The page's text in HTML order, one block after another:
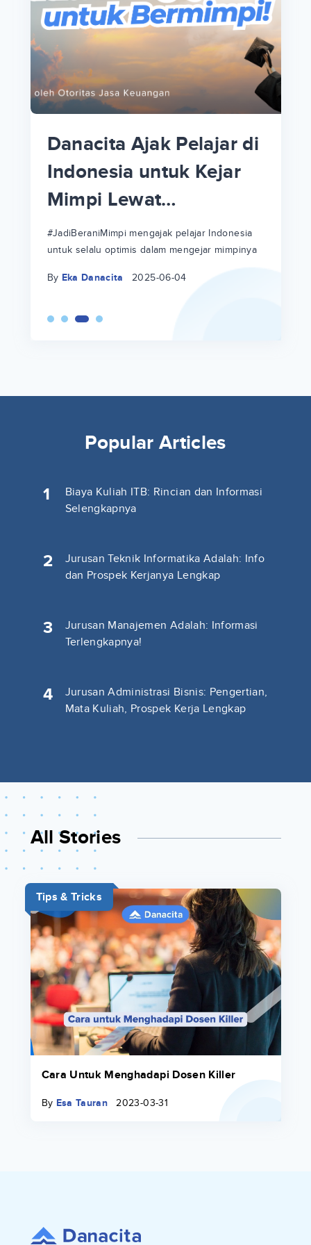
Danacita Ajak Pelajar di
Indonesia untuk Kejar
Mimpi Lewat
#JadiBeraniMimpi
#JadiBeraniMimpi mengajak pelajar Indonesia
untuk selalu optimis dalam mengejar mimpinya
By Eka Danacita 2025-06-04
Popular Articles
1
Biaya Kuliah ITB: Rincian dan Informasi
Selengkapnya
2
Jurusan Teknik Informatika Adalah: Info
dan Prospek Kerjanya Lengkap
3
Jurusan Manajemen Adalah: Informasi
Terlengkapnya!
4
Jurusan Administrasi Bisnis: Pengertian,
Mata Kuliah, Prospek Kerja Lengkap
All Stories
Tips & Tricks
Cara Untuk Menghadapi Dosen Killer
By Esa Tauran 2023-03-31